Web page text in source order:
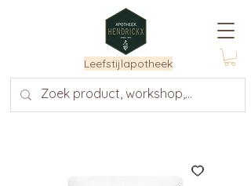
Leefstijlapotheek